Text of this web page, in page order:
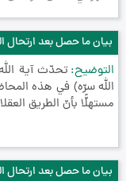
بيان ما حصل بعد ارتحال
التوضيح تحدّث آية
الله سرّه) في هذه
مستهلًّا بأنّ الطريق
بيان ما حصل بعد ارتحال